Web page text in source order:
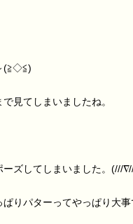
(≧◇≦)
見てしまいましたね。
ズしてしまいました。(///
りパターってやっぱり大事